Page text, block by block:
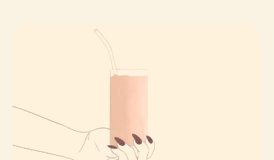
construisons.Protéger son imagination, c’est donc
toujours pouvoir imaginer de nouveau.Mais
Quelles sont les pratiques où les situations qui
échelle, à notre désir ?Mia analyse pour vous le
rapport existant entre le porno (et la notion
d’anonymat notamment) et notre imaginaire sexuel
: lorsque le porno tient les rênes de notre désir,